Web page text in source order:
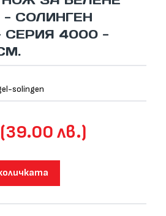
- СОЛИНГЕН
СЕРИЯ 4000 -
solingen
лв.)